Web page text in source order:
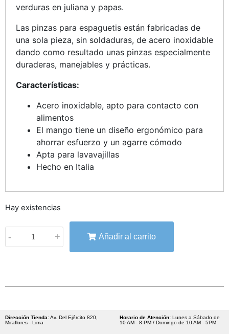
verduras en juliana y papas.
Las pinzas para espaguetis están fabricadas de
una sola pieza, sin soldaduras, de acero inoxidable
dando como resultado unas pinzas especialmente
duraderas, manejables y prácticas.
Características:
Acero inoxidable, apto para contacto con
alimentos
El mango tiene un diseño ergonómico para
ahorrar esfuerzo y un agarre cómodo
Apta para lavavajillas
Hecho en Italia
Hay existencias
- + Añadir al carrito
Dirección Tienda: Av. Del Ejército 820,
Miraflores - Lima
Horario de Atención: Lunes a Sábado de
10 AM - 8 PM / Domingo de 10 AM - 5PM